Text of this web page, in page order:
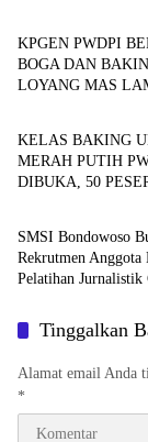
KPGEN PWDPI
BOGA DAN
LOYANG MAS
GLUTEN FREE
Berita
KELAS BAKING
MERAH PUTIH
DIBUKA, 50
Organisasi
SMSI Bondowoso
Rekrutmen Anggota
Pelatihan Jurnalistik
Tinggalkan
Alamat email Anda
*